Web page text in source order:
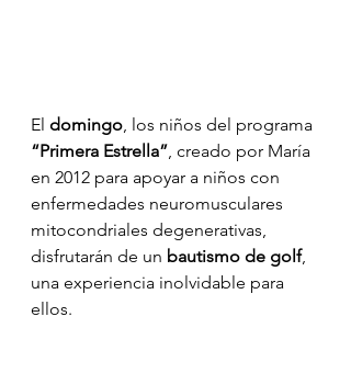
El domingo, los niños del programa
“Primera Estrella”, creado por María
en 2012 para apoyar a niños con
enfermedades neuromusculares
mitocondriales degenerativas,
disfrutarán de un bautismo de golf,
una experiencia inolvidable para
ellos.